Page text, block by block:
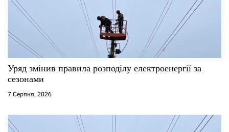
Уряд змінив правила розподілу електроенергії за
сезонами
7 Серпня, 2026